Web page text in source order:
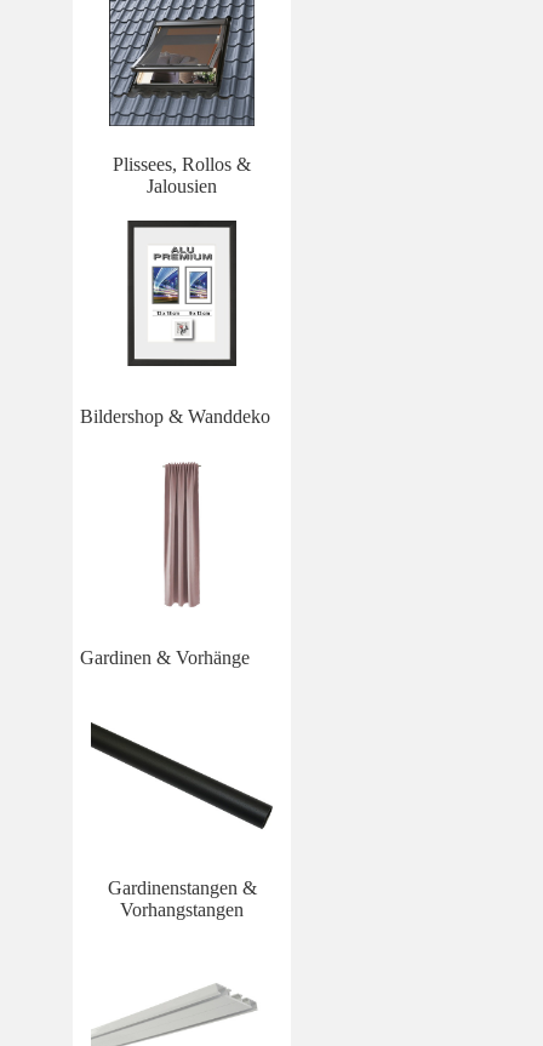
Plissees, Rollos &
Jalousien
Bildershop & Wanddeko
Gardinen & Vorhänge
Gardinenstangen &
Vorhangstangen